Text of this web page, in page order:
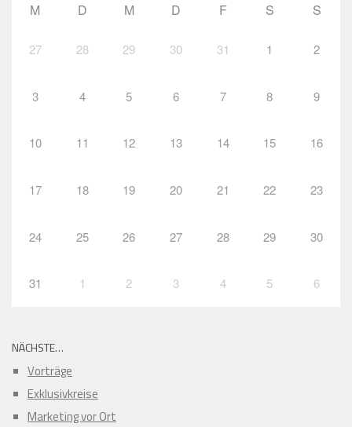
M D M D F S S
27 28 29 30 31 1 2
3 4 5 6 7 8 9
10 11 12 13 14 15 16
17 18 19 20 21 22 23
24 25 26 27 28 29 30
31 1 2 3 4 5 6
NÄCHSTE…
Vorträge
Exklusivkreise
Marketing vor Ort